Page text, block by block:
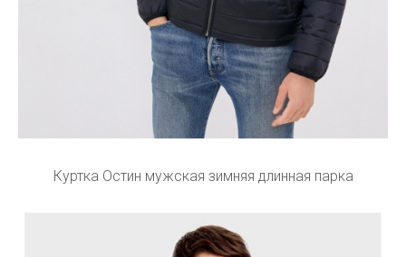
Куртка Остин мужская зимняя длинная парка